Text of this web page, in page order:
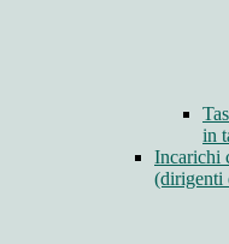
in
Incarichi
(dirigenti